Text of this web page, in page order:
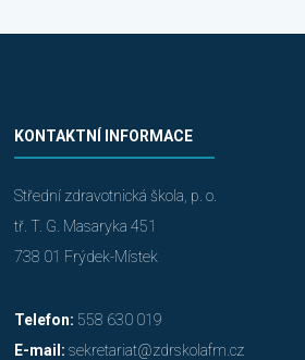
KONTAKTNÍ INFORMACE
Střední zdravotnická škola, p. o.
tř. T. G. Masaryka 451
738 01 Frýdek-Místek
Telefon: 558 630 019
E-mail: sekretariat@zdrskolafm.cz